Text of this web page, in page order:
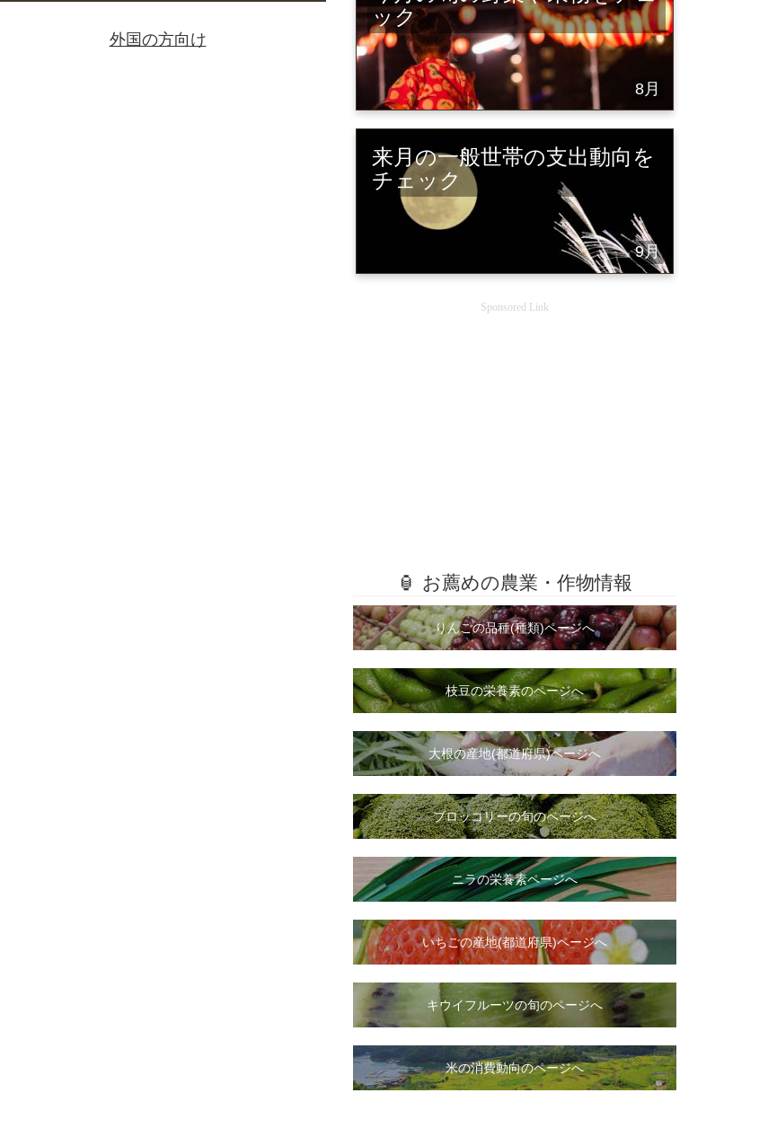
外国の方向け
ック
8月
来月の一般世帯の支出動向を
チェック
9月
Sponsored Link
🏮 お薦めの農業・作物情報
りんごの品種(種類)ページへ
枝豆の栄養素のページへ
大根の産地(都道府県)ページへ
ブロッコリーの旬のページへ
ニラの栄養素ページへ
いちごの産地(都道府県)ページへ
キウイフルーツの旬のページへ
米の消費動向のページへ